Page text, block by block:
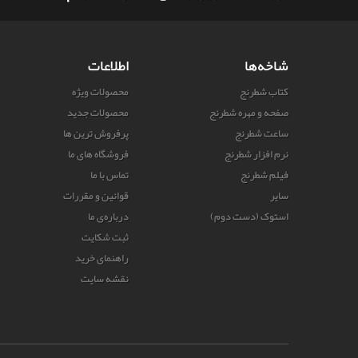
شاخه‌ها
کتاب شطرنج
صفحه و مهره شطرنج
ساعت شطرنج
نرم افزار شطرنج
فیلم شطرنج
سایر
استوک (دست دوم)
اطلاعات
محصولات ویژه
محصولات جدید
پرفروش ترین‌ ها
فروشگاه های ما
تماس با ما
قوانین و مقررات
درباره‌ی ما
ثبت شکایت
راهنمای خرید
نقشه سایت